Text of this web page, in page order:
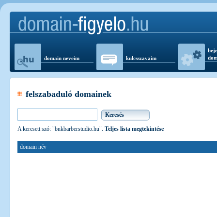
domain neveim kulcsszavaim
felszabaduló domainek
A keresett szó: "bnkbarberstudio.hu". Teljes lista megtekintése
domain név